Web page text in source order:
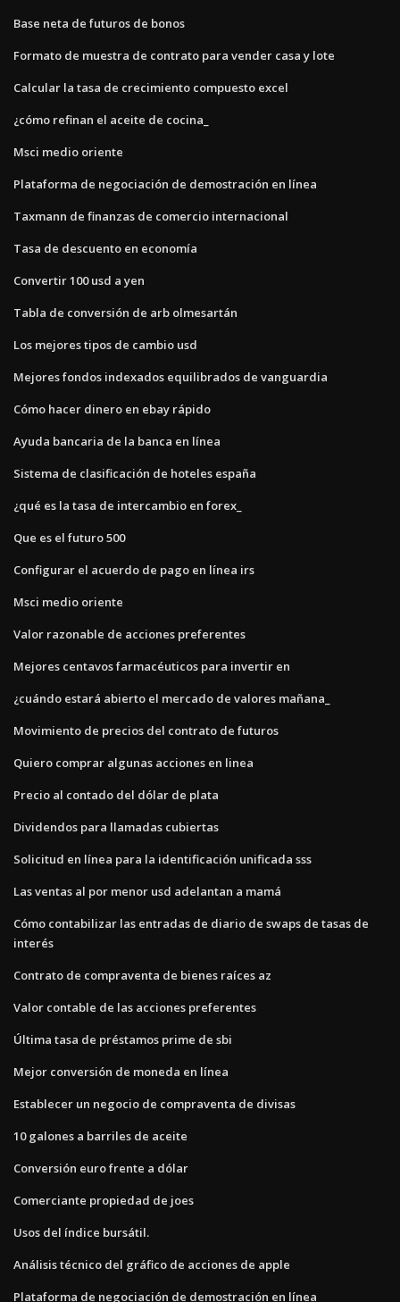
Base neta de futuros de bonos
Formato de muestra de contrato para vender casa y lote
Calcular la tasa de crecimiento compuesto excel
¿cómo refinan el aceite de cocina_
Msci medio oriente
Plataforma de negociación de demostración en línea
Taxmann de finanzas de comercio internacional
Tasa de descuento en economía
Convertir 100 usd a yen
Tabla de conversión de arb olmesartán
Los mejores tipos de cambio usd
Mejores fondos indexados equilibrados de vanguardia
Cómo hacer dinero en ebay rápido
Ayuda bancaria de la banca en línea
Sistema de clasificación de hoteles españa
¿qué es la tasa de intercambio en forex_
Que es el futuro 500
Configurar el acuerdo de pago en línea irs
Msci medio oriente
Valor razonable de acciones preferentes
Mejores centavos farmacéuticos para invertir en
¿cuándo estará abierto el mercado de valores mañana_
Movimiento de precios del contrato de futuros
Quiero comprar algunas acciones en linea
Precio al contado del dólar de plata
Dividendos para llamadas cubiertas
Solicitud en línea para la identificación unificada sss
Las ventas al por menor usd adelantan a mamá
Cómo contabilizar las entradas de diario de swaps de tasas de
interés
Contrato de compraventa de bienes raíces az
Valor contable de las acciones preferentes
Última tasa de préstamos prime de sbi
Mejor conversión de moneda en línea
Establecer un negocio de compraventa de divisas
10 galones a barriles de aceite
Conversión euro frente a dólar
Comerciante propiedad de joes
Usos del índice bursátil.
Análisis técnico del gráfico de acciones de apple
Plataforma de negociación de demostración en línea